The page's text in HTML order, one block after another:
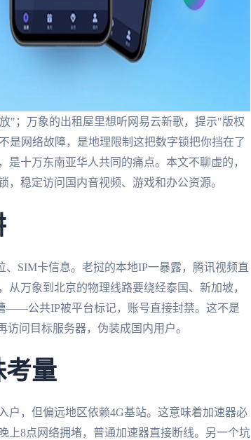
"；万象的出租屋里想听网易云新歌，提示"版权
是网络故障，是地理限制这把数字锁把你挡在了
十万东南亚华人共同的痛点。本文不聊虚的，
稳定访问国内音视频、游戏和办公资源。
、SIM卡信息。老挝的本地IP一暴露，腾讯视频直
万象到北京的物理线路要绕经泰国、新加坡，
——公共IP被平台标记，账号直接封禁。这不是
问目标服务器，伪装成国内用户。
考量
户，但偏远地区依赖4G基站。这意味着加速器必
上8点网络拥堵，普通加速器直接断线。另一个坑